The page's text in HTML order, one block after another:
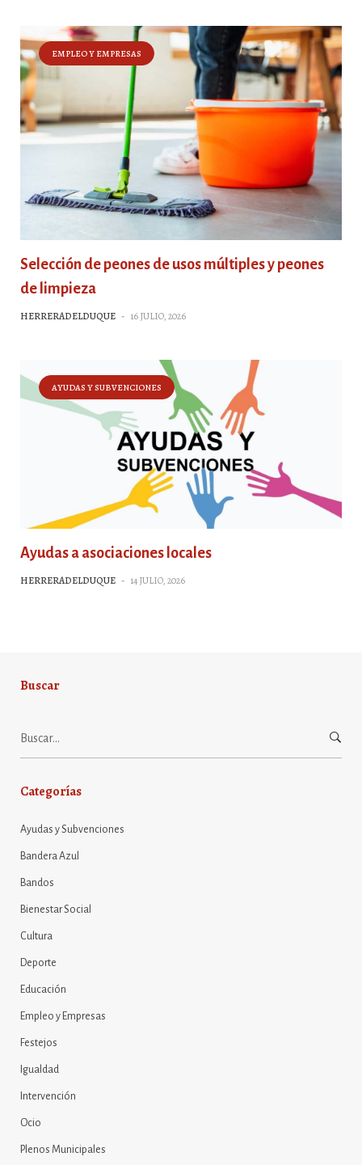
EMPLEO Y EMPRESAS
Selección de peones de usos múltiples y peones
de limpieza
HERRERADELDUQUE - 16 JULIO, 2026
AYUDAS Y SUBVENCIONES
Ayudas a asociaciones locales
HERRERADELDUQUE - 14 JULIO, 2026
Buscar
Categorías
Ayudas y Subvenciones
Bandera Azul
Bandos
Bienestar Social
Cultura
Deporte
Educación
Empleo y Empresas
Festejos
Igualdad
Intervención
Ocio
Plenos Municipales